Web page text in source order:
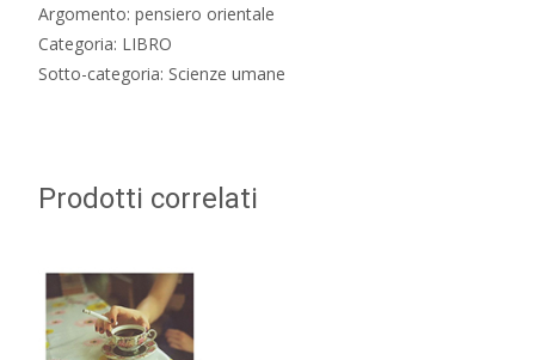
Argomento: pensiero orientale
Categoria: LIBRO
Sotto-categoria: Scienze umane
Prodotti correlati